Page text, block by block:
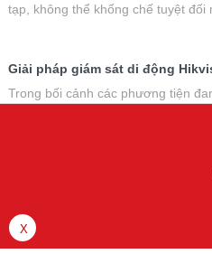
tạp, không thể khống chế tuyệt đối
Giải pháp giám sát di động
Trong bối cảnh các phương tiện
Giải pháp giám sát giao thông
Hệ thống giám sát giao thông
sát, tự động thu thập và xử lý
X